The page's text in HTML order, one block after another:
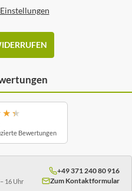
★ ★
Bewertungen
16 Uhr
+49 371 240 80 916
Zum Kontaktformular